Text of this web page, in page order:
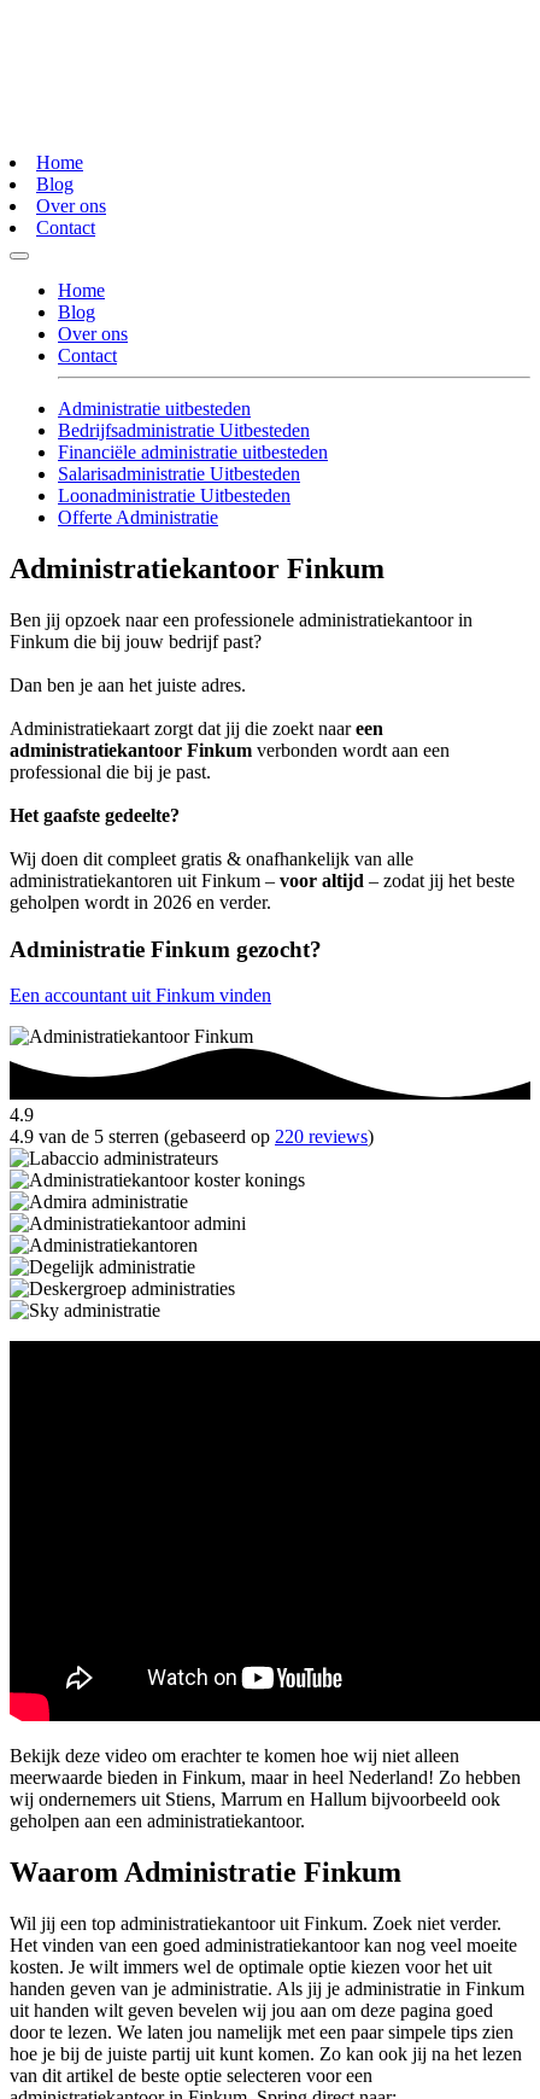
Home
Blog
Over ons
Contact
Home
Blog
Over ons
Contact
Administratie uitbesteden
Bedrijfsadministratie Uitbesteden
Financiële administratie uitbesteden
Salarisadministratie Uitbesteden
Loonadministratie Uitbesteden
Offerte Administratie
Administratiekantoor Finkum
Ben jij opzoek naar een professionele administratiekantoor in
Finkum die bij jouw bedrijf past?
Dan ben je aan het juiste adres.
Administratiekaart zorgt dat jij die zoekt naareen
administratiekantoor Finkum verbonden wordt aan een
professional die bij je past.
Het gaafste gedeelte?
Wij doen dit compleet gratis & onafhankelijk van alle
administratiekantoren uit Finkum – voor altijd – zodat jij het beste
geholpen wordt in 2026 en verder.
Administratie Finkum gezocht?
Een accountant uit Finkum vinden
4.9
4.9 van de 5 sterren (gebaseerd op 220 reviews)
Bekijk deze video om erachter te komen hoe wij niet alleen
meerwaarde bieden in Finkum, maar in heel Nederland! Zo hebben
wij ondernemers uit Stiens, Marrum en Hallum bijvoorbeeld ook
geholpen aan een administratiekantoor.
Waarom Administratie Finkum
Wil jij een top administratiekantoor uit Finkum. Zoek niet verder.
Het vinden van een goed administratiekantoor kan nog veel moeite
kosten. Je wilt immers wel de optimale optie kiezen voor het uit
handen geven van je administratie. Als jij je administratie in Finkum
uit handen wilt geven bevelen wij jou aan om deze pagina goed
door te lezen. We laten jou namelijk met een paar simpele tips zien
hoe je bij de juiste partij uit kunt komen. Zo kan ook jij na het lezen
van dit artikel de beste optie selecteren voor een